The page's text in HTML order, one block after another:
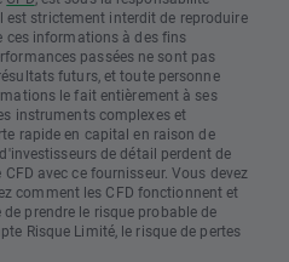
est strictement interdit de reproduire
ces informations à des fins
passées ne sont pas
futurs, et toute personne
le fait entièrement à ses
instruments complexes et
rapide en capital en raison de
de détail perdent de
avec ce fournisseur. Vous devez
comment les CFD fonctionnent et
prendre le risque probable de
Risque Limité, le risque de pertes